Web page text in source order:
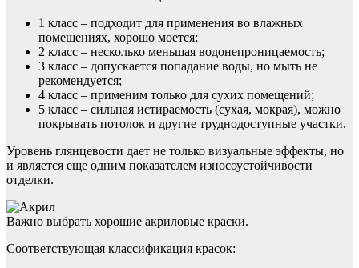
1 класс – подходит для применения во влажных
помещениях, хорошо моется;
2 класс – несколько меньшая водонепроницаемость;
3 класс – допускается попадание воды, но мыть не
рекомендуется;
4 класс – применим только для сухих помещений;
5 класс – сильная истираемость (сухая, мокрая), можно
покрывать потолок и другие труднодоступные участки.
Уровень глянцевости дает не только визуальные эффекты, но
и является еще одним показателем износоустойчивости
отделки.
Важно выбрать хорошие акриловые краски.
Соответствующая классификация красок: